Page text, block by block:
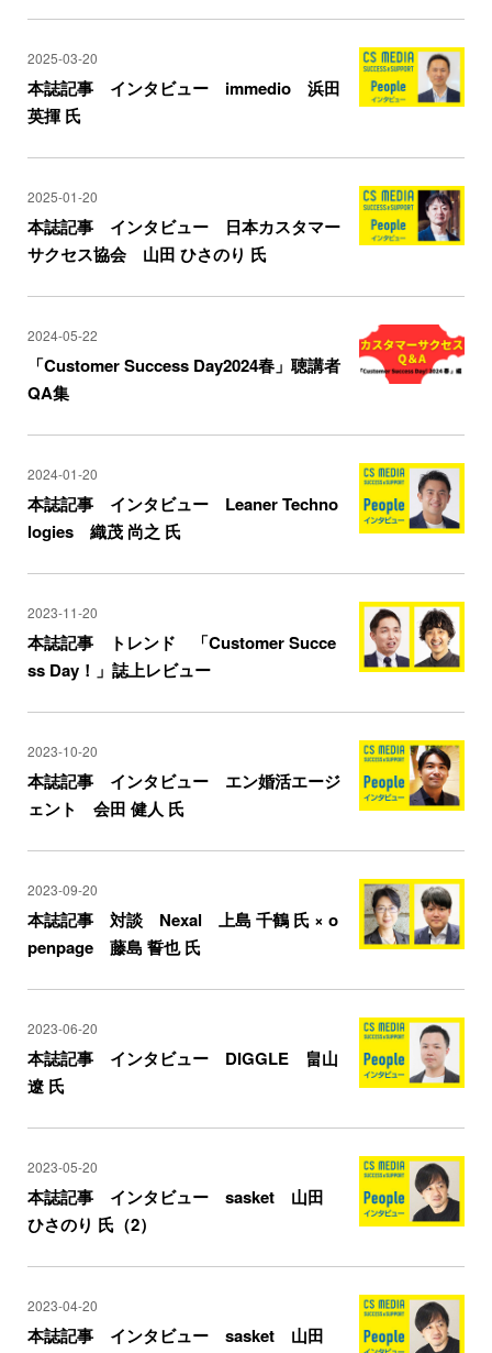
2025-03-20
本誌記事 インタビュー immedio 浜田
英揮 氏
2025-01-20
本誌記事 インタビュー 日本カスタマー
サクセス協会 山田 ひさのり 氏
2024-05-22
「Customer Success Day2024春」聴講者
QA集
2024-01-20
本誌記事 インタビュー Leaner Techno
logies 織茂 尚之 氏
2023-11-20
本誌記事 トレンド 「Customer Succe
ss Day！」誌上レビュー
2023-10-20
本誌記事 インタビュー エン婚活エージ
ェント 会田 健人 氏
2023-09-20
本誌記事 対談 Nexal 上島 千鶴 氏 × o
penpage 藤島 誓也 氏
2023-06-20
本誌記事 インタビュー DIGGLE 畠山
遼 氏
2023-05-20
本誌記事 インタビュー sasket 山田
ひさのり 氏（2）
2023-04-20
本誌記事 インタビュー sasket 山田